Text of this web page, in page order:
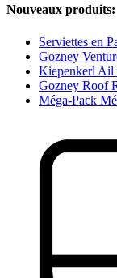
Nouveaux produits:
Serviettes en
Gozney
Kiepenkerl Ail
Gozney Roof
Méga-Pack